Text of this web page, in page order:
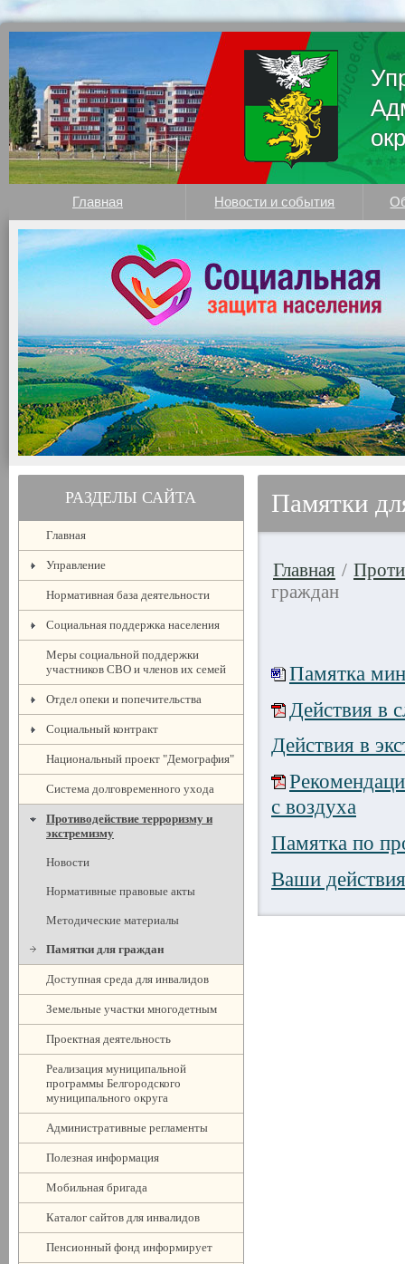
Главная Новости и события
РАЗДЕЛЫ САЙТА
Главная
Управление
Нормативная база деятельности
Социальная поддержка населения
Меры социальной поддержки
участников СВО и членов их семей
Отдел опеки и попечительства
Социальный контракт
Национальный проект "Демография"
Система долговременного ухода
Противодействие терроризму и
экстремизму
Новости
Нормативные правовые акты
Методические материалы
Памятки для граждан
Доступная среда для инвалидов
Земельные участки многодетным
Проектная деятельность
Реализация муниципальной
программы Белгородского
муниципального округа
Административные регламенты
Полезная информация
Мобильная бригада
Каталог сайтов для инвалидов
Пенсионный фонд информирует
Памятки
Главная /
граждан
Памятка
Действия в
Действия в
с воздуха
Памятка по
Ваши